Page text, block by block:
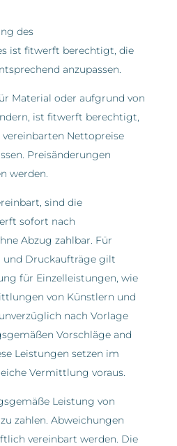
des
ist fitwerft berechtigt, die
anzupassen.
Material oder aufgrund von
ist fitwerft berechtigt,
Nettopreise
Preisänderungen
werden.
sind die
sofort nach
Abzug zahlbar. Für
und Druckaufträge gilt
für Einzelleistungen, wie
von Künstlern und
nach Vorlage
Vorschläge and
Leistungen setzen im
Vermittlung voraus.
Leistung von
zahlen. Abweichungen
vereinbart werden. Die